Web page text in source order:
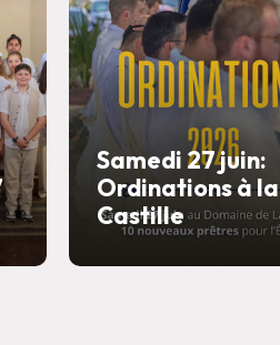
Samedi 27 juin:
Ordinations à la
Castille